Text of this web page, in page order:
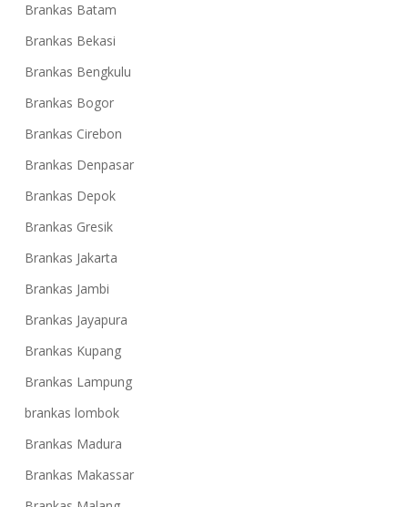
Brankas Batam
Brankas Bekasi
Brankas Bengkulu
Brankas Bogor
Brankas Cirebon
Brankas Denpasar
Brankas Depok
Brankas Gresik
Brankas Jakarta
Brankas Jambi
Brankas Jayapura
Brankas Kupang
Brankas Lampung
brankas lombok
Brankas Madura
Brankas Makassar